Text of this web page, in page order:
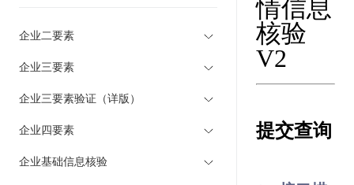
企业二要素
企业三要素
企业三要素验证（详版）
企业四要素
企业基础信息核验
情信息
核验
V2
提交查询